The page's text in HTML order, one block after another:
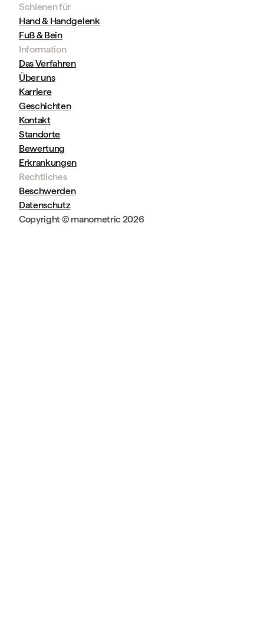
Schienen für
Hand & Handgelenk
Fuß & Bein
Information
Das Verfahren
Über uns
Karriere
Geschichten
Kontakt
Standorte
Bewertung
Erkrankungen
Rechtliches
Beschwerden
Datenschutz
Copyright © manometric 2026